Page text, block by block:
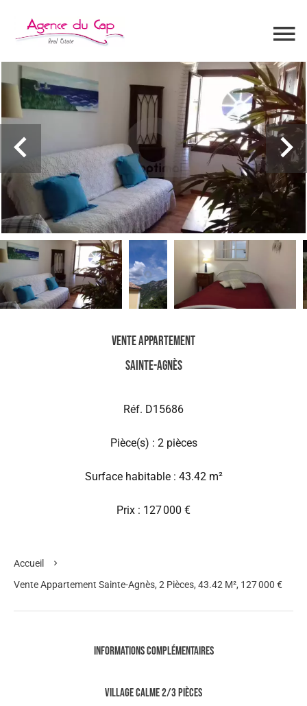
Vente Appartement
Sainte-Agnès
Réf. D15686
Pièce(s) : 2 pièces
Surface habitable : 43.42 m²
Prix : 127 000 €
Accueil
Vente Appartement Sainte-Agnès, 2 Pièces, 43.42 M², 127 000 €
Informations complémentaires
VILLAGE CALME 2/3 PIÈCES